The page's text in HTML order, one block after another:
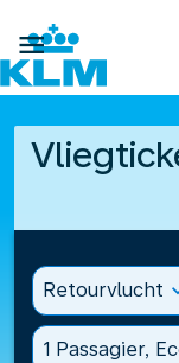

Retourvlucht
1 Passagier,